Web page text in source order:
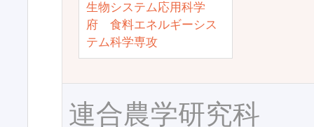
生物システム応用科学
府 食料エネルギーシス
テム科学専攻
連合農学研究科